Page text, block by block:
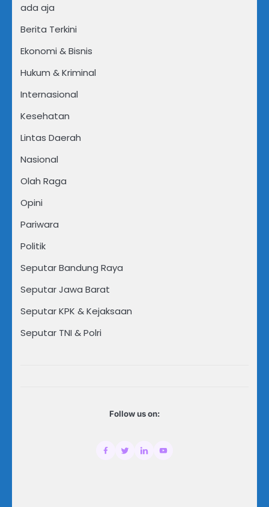
ada aja
Berita Terkini
Ekonomi & Bisnis
Hukum & Kriminal
Internasional
Kesehatan
Lintas Daerah
Nasional
Olah Raga
Opini
Pariwara
Politik
Seputar Bandung Raya
Seputar Jawa Barat
Seputar KPK & Kejaksaan
Seputar TNI & Polri
Follow us on: